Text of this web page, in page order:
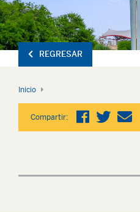
REGRESAR
Inicio
Compartir: